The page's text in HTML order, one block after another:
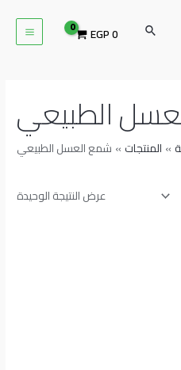
البحث EGP0
الطبيعي
المنتجات شمع العسل الطبيعي
عرض النتيجة الوحيدة